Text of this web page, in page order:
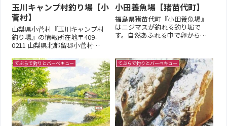
玉川キャンプ村釣り場【小
菅村】
山梨県小菅村『玉川キャンプ村
釣り場』の情報所在地〒409-
0211 山梨県北都留郡小菅村
HP旧ページ
小田養魚場【猪苗代町】
福島県猪苗代町『小田養魚場』
はニジマスが釣れる釣り堀で
す。自然あふれる中で卵から育
を眺めながら癒しのひと時をお
過ごしください。基本情報【営
業期間】4月中旬～11月中旬頃
【営業時間】10:00~15:00【定...
てぶらで釣りとバーベキュー てぶらで釣りとバーベキュー